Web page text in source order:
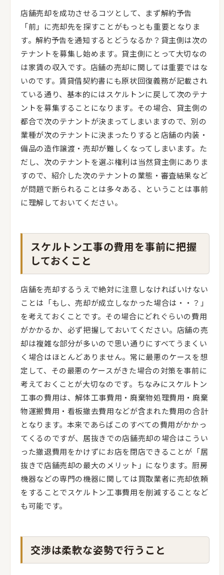
店舗売却を成功させるコツとして、まず解約予告
「前」に売却先を探すことがもっとも重要となりま
す。解約予告を通知するとどうなるか？貸主側は次の
テナントを募集し始めます。貸主側にとって大切なの
は家賃の収入です。店舗の売却に関しては重要ではな
いのです。賃貸借契約書にも原状回復義務が記載され
ている通り、基本的にはスケルトンに戻して次のテナ
ントを募集することになります。その場合、貸主側の
都合で次のテナントが決まってしまいますので、別の
業種が次のテナントに決まったりすると店舗の内装・
備品の造作譲渡・売却が難しくなってしまいます。た
だし、次のテナントを選ぶ権利は当然貸主側にありま
すので、紹介した次のテナントの業態・審査結果など
が問題で断られることは多々ある、ということは事前
に理解しておいてください。
スケルトン工事の費用を事前に把握
しておくこと
店舗を売却するうえで絶対に注意しなければいけない
ことは「もし、売却が成立しなかった場合は・・？」
を考えておくことです。その場合にどれぐらいの費用
がかかるか、必ず把握しておいてください。店舗の売
却は複雑な部分が多いので思い通りにすべてうまくい
く場合はほとんどありません。常に最悪のケースを想
定して、その最悪のケースがきた場合の対策を事前に
考えておくことが大切なのです。ちなみにスケルトン
工事の費用は、解体工事費用・廃棄物処理費用・廃棄
物運搬費用・看板撤去費用などが含まれた費用の合計
となります。本来であらばこのすべての費用がかかっ
てくるのですが、居抜きでの店舗売却の場合はこうい
った撤退費用をかけずにお店を閉店できることが「居
抜きで店舗売却の最大のメリット」になります。厨房
機器などの専門の機器に関しては買取業者に売却依頼
をすることでスケルトン工事費用を削減することなど
も可能です。
交渉は柔軟な姿勢で行うこと